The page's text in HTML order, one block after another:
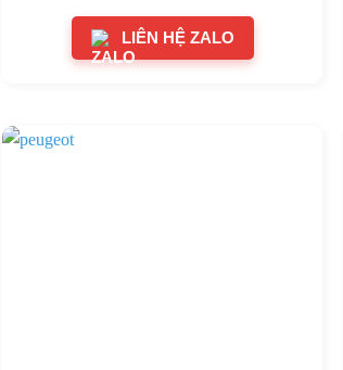
LIÊN HỆ ZALO